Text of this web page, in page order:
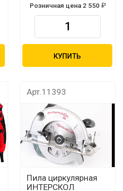
Розничная цена 2 550
КУПИТЬ
Арт.11393
Пила циркулярная
ИНТЕРСКОЛ